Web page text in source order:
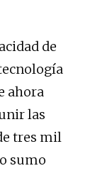
de
ahora
las
tres mil
sumo